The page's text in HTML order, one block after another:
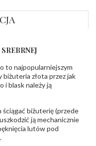
Fasetowy owalny
ok. 1.6 ct.
Artur Węc, Małgorzata
3, 30-868 Kraków; NIP:
107; sklep@wec.com.pl
to najpopularniejszym
złota przez jak
i blask należy ją
biżuterię (przede
ją mechanicznie
lutów pod